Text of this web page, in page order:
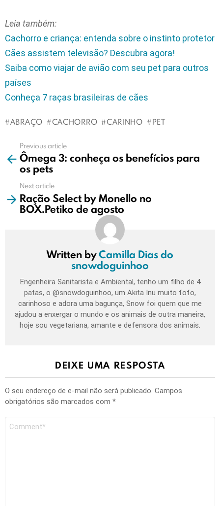
Leia também:
Cachorro e criança: entenda sobre o instinto protetor
Cães assistem televisão? Descubra agora!
Saiba como viajar de avião com seu pet para outros
países
Conheça 7 raças brasileiras de cães
ABRAÇO CACHORRO CARINHO PET
more
Previous article
Ômega 3: conheça os benefícios para
os pets
Next article
Ração Select by Monello no
BOX.Petiko de agosto
Written byCamilla Dias do
snowdoguinhoo
Engenheira Sanitarista e Ambiental, tenho um filho de 4
patas, o @snowdoguinhoo, um Akita Inu muito fofo,
carinhoso e adora uma bagunça, Snow foi quem que me
ajudou a enxergar o mundo e os animais de outra maneira,
hoje sou vegetariana, amante e defensora dos animais.
DEIXE UMA RESPOSTA
O seu endereço de e-mail não será publicado. Campos
obrigatórios são marcados com *